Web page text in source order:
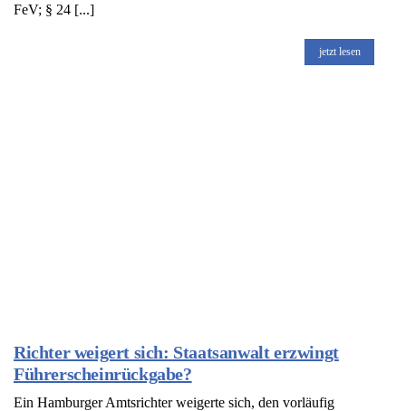
FeV; § 24 [...]
jetzt lesen
Richter weigert sich: Staatsanwalt erzwingt
Führerscheinrückgabe?
Ein Hamburger Amtsrichter weigerte sich, den vorläufig